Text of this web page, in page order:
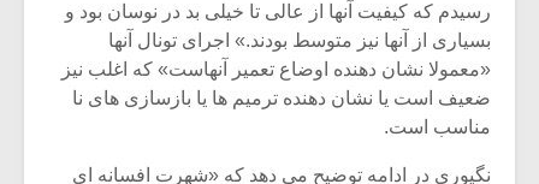
رسیدم که کیفیت آنها از عالی تا خیلی بد در نوسان بود و
بسیاری از آنها نیز متوسط بودند.» اجرای تونال آنها
«معمولا نشان دهنده اوضاع تعمیر آنهاست» که اغلب نیز
ضعیف است یا نشان دهنده ترمیم ها یا بازسازی های نا
مناسب است.
نگیوری در ادامه توضیح می دهد که «شهرت افسانه ای